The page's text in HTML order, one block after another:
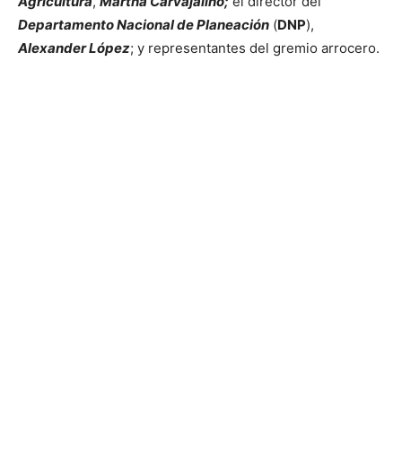
Departamento Nacional de Planeación (DNP),
Alexander López; y representantes del gremio arrocero.